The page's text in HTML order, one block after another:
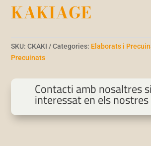
KAKIAGE
SKU:CKAKI Categories: Elaborats i
Precuinats
Contacti amb nosaltres
interessat en els